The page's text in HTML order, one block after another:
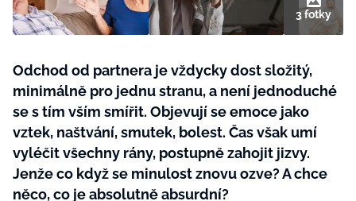
3 fotky
Odchod od partnera je vždycky dost složitý,
minimálně pro jednu stranu, a není jednoduché
se s tím vším smířit. Objevují se emoce jako
vztek, naštvání, smutek, bolest. Čas však umí
vyléčit všechny rány, postupně zahojit jizvy.
Jenže co když se minulost znovu ozve? A chce
něco, co je absolutně absurdní?